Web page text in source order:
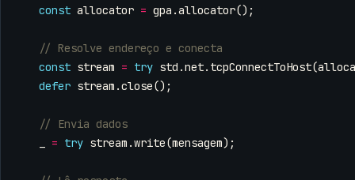
const allocator = gpa .allocator();
const stream = try std .net. tcpConnectToHost(
defer stream .close();
= try stream .write(mensagem);